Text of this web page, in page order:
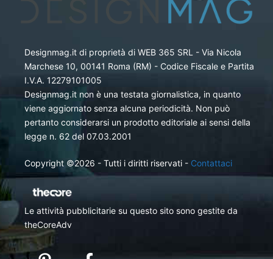
Designmag.it di proprietà di WEB 365 SRL - Via Nicola
Marchese 10, 00141 Roma (RM) - Codice Fiscale e Partita
I.V.A. 12279101005
Designmag.it non è una testata giornalistica, in quanto
viene aggiornato senza alcuna periodicità. Non può
pertanto considerarsi un prodotto editoriale ai sensi della
legge n. 62 del 07.03.2001
Copyright ©2026 - Tutti i diritti riservati - Contattaci
Le attività pubblicitarie su questo sito sono gestite da
theCoreAdv